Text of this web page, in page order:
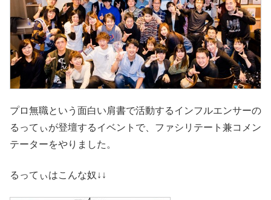
プロ無職という面白い肩書で活動するインフルエンサーの
るってぃが登壇するイベントで、ファシリテート兼コメン
テーターをやりました。
るってぃはこんな奴↓↓